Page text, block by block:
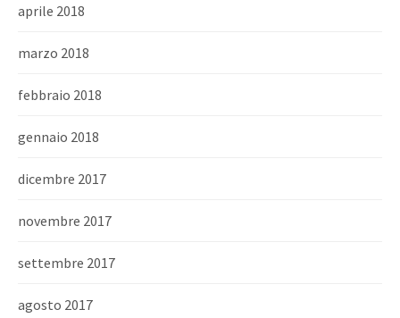
aprile 2018
marzo 2018
febbraio 2018
gennaio 2018
dicembre 2017
novembre 2017
settembre 2017
agosto 2017